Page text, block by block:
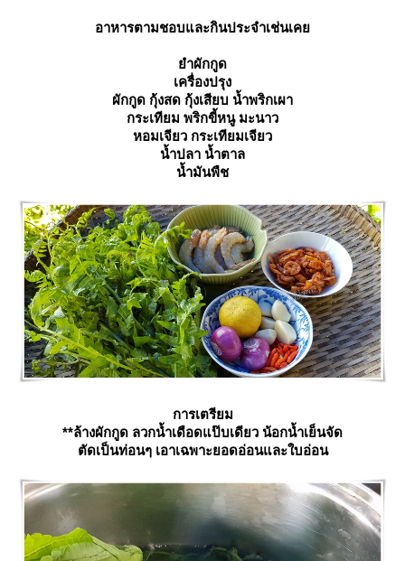
อาหารตามชอบและกินประจำเช่นเค
ำผักกูด
เครื่องปรุง
ผักกูด กุ้งสด กุ้งเสียบ น้ำพริกเผา
กระเทียม พริกขี้หนู มะนาว
หอมเจียว กระเทียมเจียว
น้ำปลา น้ำตาล
น้ำมันพืช
การเตรียม
**ล้างผักกูด ลวกน้ำเดือดแป๊บเดียว น้อกน้ำเย็นจัด
ตัดเป็นท่อนๆ เอาเฉพาะยอดอ่อนและใบอ่อน